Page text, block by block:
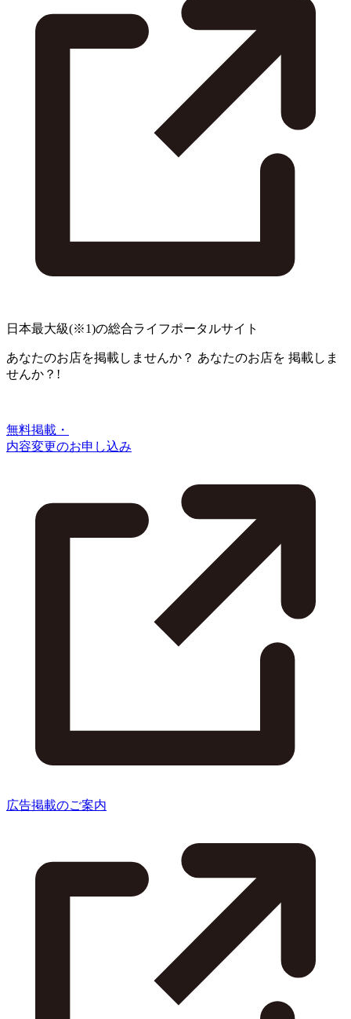
日本最大級(※1)の総合ライフポータルサイト
あなたのお店を掲載しませんか？ あなたのお店を 掲載しま
せんか？!
無料掲載・
内容変更のお申し込み
広告掲載のご案内